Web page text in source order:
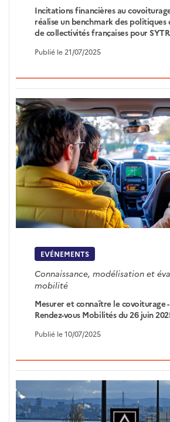
Incitations financières au
réalise un benchmark des politiques
de collectivités françaises pour
Publié le 21/07/2025
EVÉNEMENTS
Connaissance, modélisation et
mobilité
Mesurer et connaître le covoiturage
Rendez-vous Mobilités du 26 juin
Publié le 10/07/2025